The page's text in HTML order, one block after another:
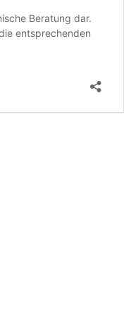
Beratung dar.
entsprechenden